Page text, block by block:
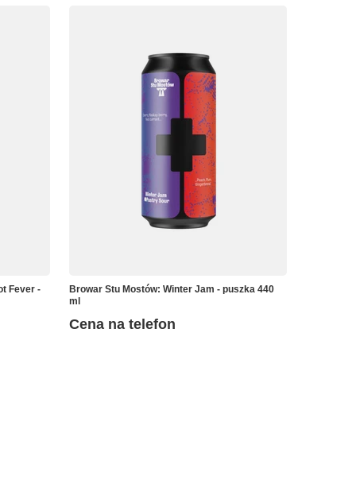
Fever -
Browar Stu Mostów: Winter Jam - puszka 440
ml
Cena na telefon